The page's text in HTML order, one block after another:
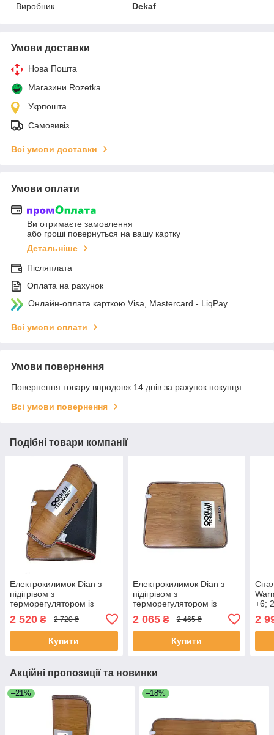
Виробник Dekaf
Умови доставки
Нова Пошта
Магазини Rozetka
Укрпошта
Самовивіз
Всі умови доставки
Умови оплати
Ви отримаєте замовлення
або гроші повернуться на вашу картку
Детальніше
Післяплата
Оплата на рахунок
Онлайн-оплата карткою Visa, Mastercard - LiqPay
Всі умови оплати
Умови повернення
Повернення товару впродовж 14 днів за рахунок покупця
Всі умови повернення
Подібні товари компанії
Електрокилимок Dian з
підігрівом з
терморегулятором із
2 520 ₴ 2 720 ₴
Купити
Електрокилимок Dian з
підігрівом з
терморегулятором із
2 065₴ 2 465 ₴
Купити
+6;
2
Акційні пропозиції та новинки
–21% –18%